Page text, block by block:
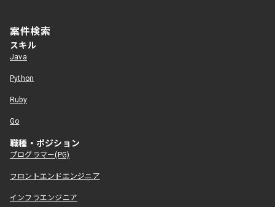
案件検索
スキル
Java
Python
Ruby
Go
職種・ポジション
プログラマー(PG)
フロントエンドエンジニア
インフラエンジニア